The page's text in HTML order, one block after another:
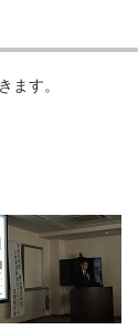
ます。